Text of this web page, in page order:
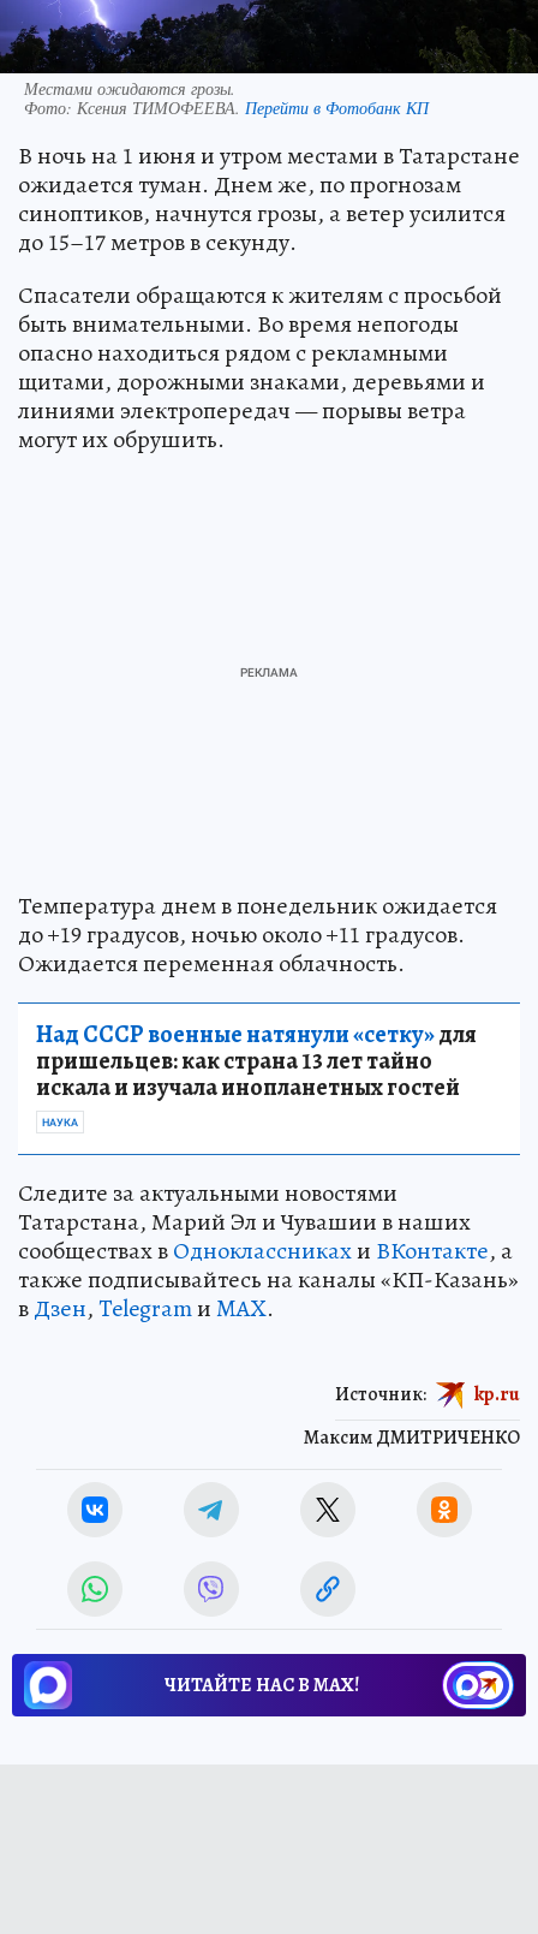
Местами ожидаются грозы.
Фото: Ксения ТИМОФЕЕВА. Перейти в Фотобанк КП
В ночь на 1 июня и утром местами в Татарстане
ожидается туман. Днем же, по прогнозам
синоптиков, начнутся грозы, а ветер усилится
до 15–17 метров в секунду.
Спасатели обращаются к жителям с просьбой
быть внимательными. Во время непогоды
опасно находиться рядом с рекламными
щитами, дорожными знаками, деревьями и
линиями электропередач — порывы ветра
могут их обрушить.
Температура днем в понедельник ожидается
до +19 градусов, ночью около +11 градусов.
Ожидается переменная облачность.
Над СССР военные натянули «сетку»для
пришельцев: как страна 13 лет тайно
искала и изучала инопланетных гостей
НАУКА
Следите за актуальными новостями
Татарстана, Марий Эл и Чувашии в наших
сообществах вОдноклассникахи ВКонтакте, а
также подписывайтесь на каналы «КП-Казань»
вДзен,TelegramиMAX.
Максим ДМИТРИЧЕНКО
Источник: kp.ru
ЧИТАЙТЕ НАС В МАХ!